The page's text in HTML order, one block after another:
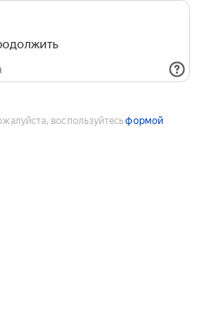
воспользуйтесьформой